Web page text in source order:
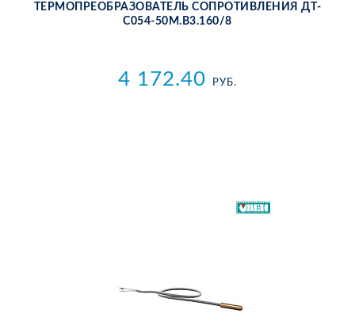
ТЕР­МО­ПРЕ­ОБ­РА­ЗО­ВА­ТЕЛЬ СО­ПРО­ТИВ­ЛЕ­НИЯ ДТ­
С054-50М.В3.160/8
4 172.40 РУБ.